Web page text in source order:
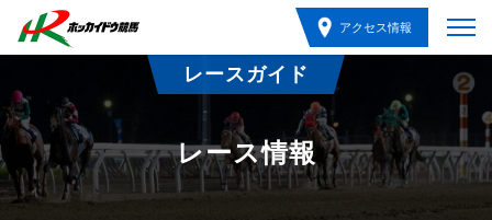
アクセス情報
レースガイド
レース情報